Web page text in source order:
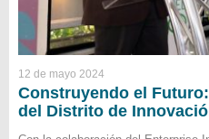
12 de mayo 2024
Construyendo el
del Distrito de